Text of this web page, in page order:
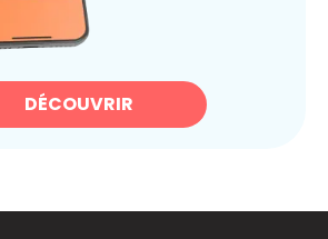
DÉCOUVRIR